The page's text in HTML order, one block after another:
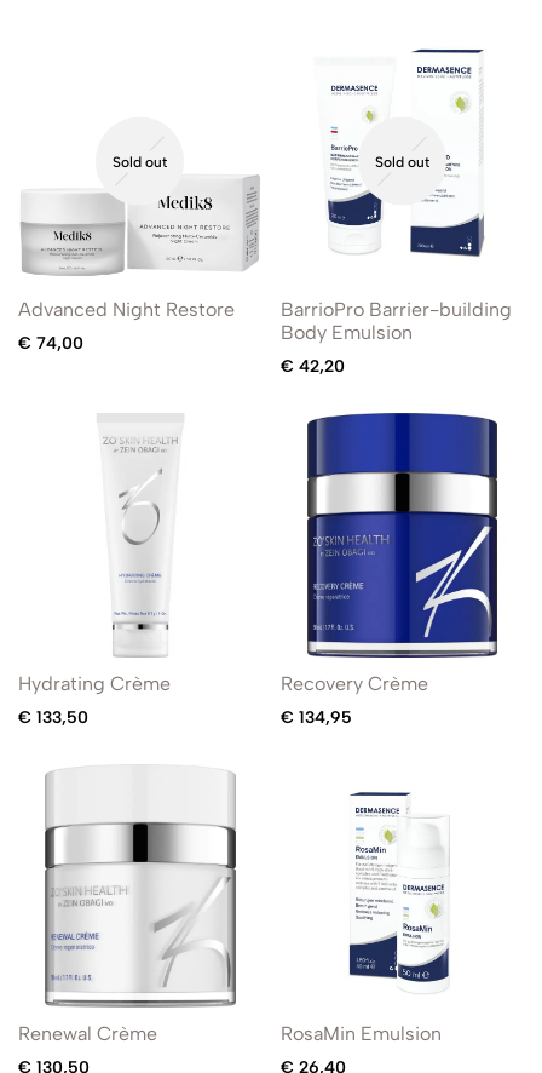
Sold out
Advanced Night Restore
€ 74,00
Sold out
BarrioPro Barrier-building
Body Emulsion
€ 42,20
Hydrating Crème
€ 133,50
Recovery Crème
€ 134,95
Renewal Crème
€ 130,50
RosaMin Emulsion
€ 26,40